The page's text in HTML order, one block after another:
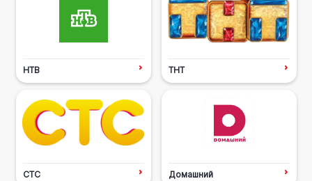
НТВ ТНТ
СТС Домашний